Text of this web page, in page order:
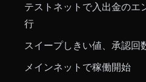
テストネットで入出金のエ
行
スイープしきい値、承認回
メインネットで稼働開始